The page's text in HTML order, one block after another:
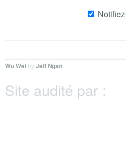
Wu Wei by Jeff Ngan
Site audité par :